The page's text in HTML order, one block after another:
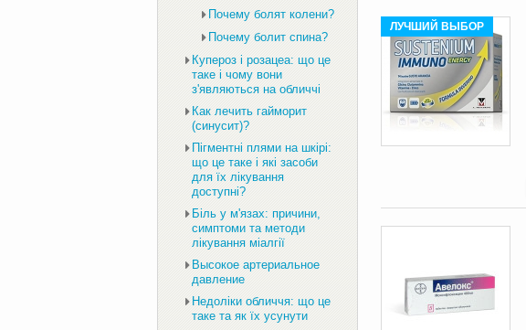
ЛУЧШИЙ ВЫБОР
Почему болят колени?
Почему болит спина?
Купероз і розацеа: що це
таке і чому вони
з'являються на обличчі
Как лечить гайморит
(синусит)?
Пігментні плями на шкірі:
що це таке і які засоби
для їх лікування
доступні?
Біль у м'язах: причини,
симптоми та методи
лікування міалгії
Высокое артериальное
давление
Недоліки обличчя: що це
таке та як їх усунути